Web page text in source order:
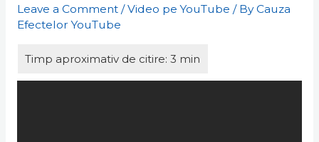
Leave a Comment /Video pe YouTube / ByCauza
Efectelor YouTube